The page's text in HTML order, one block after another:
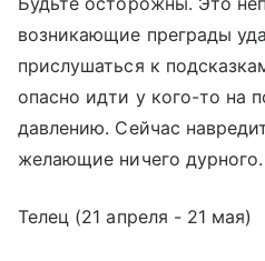
возникающие преграды
прислушаться к
опасно идти у кого-то на
давлению. Сейчас
желающие ничего дурного.
Телец (21 апреля - 21 мая)